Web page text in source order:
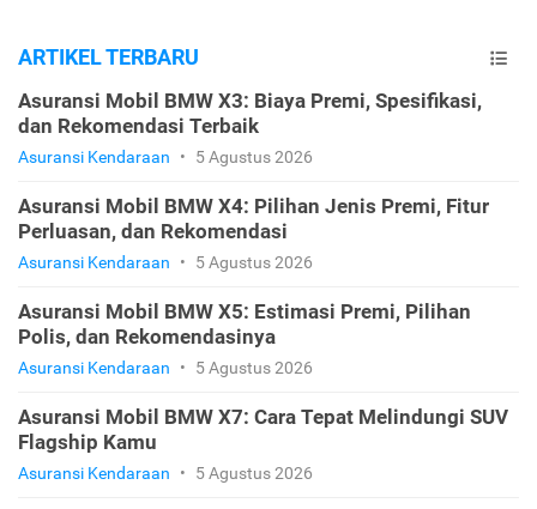
ARTIKEL TERBARU
Asuransi Mobil BMW X3: Biaya Premi, Spesifikasi,
dan Rekomendasi Terbaik
Asuransi Kendaraan • 5 Agustus 2026
Asuransi Mobil BMW X4: Pilihan Jenis Premi, Fitur
Perluasan, dan Rekomendasi
Asuransi Kendaraan • 5 Agustus 2026
Asuransi Mobil BMW X5: Estimasi Premi, Pilihan
Polis, dan Rekomendasinya
Asuransi Kendaraan • 5 Agustus 2026
Asuransi Mobil BMW X7: Cara Tepat Melindungi SUV
Flagship Kamu
Asuransi Kendaraan • 5 Agustus 2026